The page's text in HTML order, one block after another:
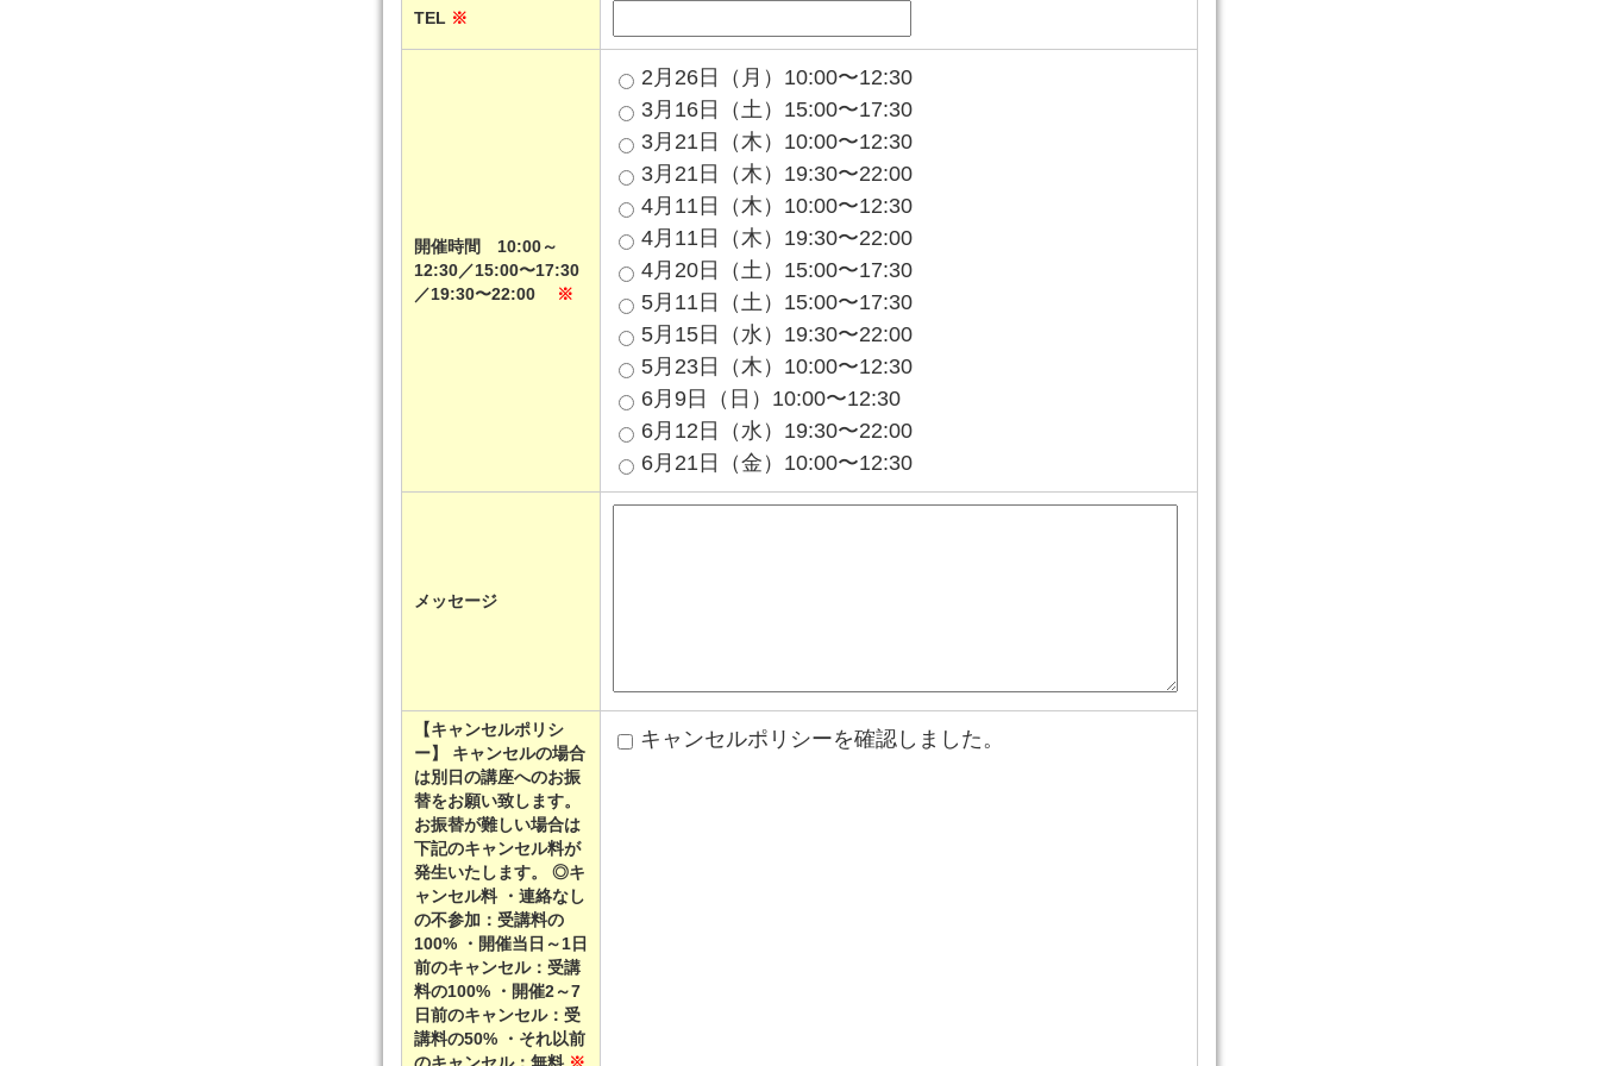
TEL ※
開催時間 10:00～
12:30／15:00〜17:30
／19:30〜22:00
※
2月26日（月）10:00〜12:30
3月16日（土）15:00〜17:30
3月21日（木）10:00〜12:30
3月21日（木）19:30〜22:00
4月11日（木）10:00〜12:30
4月11日（木）19:30〜22:00
4月20日（土）15:00〜17:30
5月11日（土）15:00〜17:30
5月15日（水）19:30〜22:00
5月23日（木）10:00〜12:30
6月9日（日）10:00〜12:30
6月12日（水）19:30〜22:00
6月21日（金）10:00〜12:30
メッセージ
【キャンセルポリシ
ー】 キャンセルの場合
は別日の講座へのお振
替をお願い致します。
お振替が難しい場合は
下記のキャンセル料が
発生いたします。 ◎キ
ャンセル料 ・連絡なし
の不参加：受講料の
100% ・開催当日～1日
前のキャンセル：受講
料の100% ・開催2～7
日前のキャンセル：受
講料の50% ・それ以前
キャンセルポリシーを確認しました。